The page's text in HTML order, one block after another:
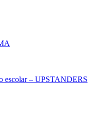
escolar – UPSTANDERS